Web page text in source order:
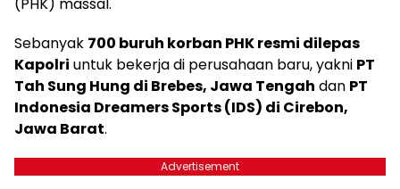
(PHK) massal.
Sebanyak 700 buruh korban PHK resmi dilepas
Kapolri untuk bekerja di perusahaan baru, yakni PT
Tah Sung Hung di Brebes, Jawa Tengah dan PT
Indonesia Dreamers Sports (IDS) di Cirebon,
Jawa Barat.
Advertisement